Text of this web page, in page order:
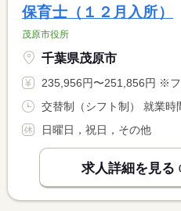
保育士（１２月入所）
茂原市役所
千葉県茂原市
235,956円〜251,856円 ※フルタイム求人の場合は月額（換
日曜日，祝日，その他
求人詳細を見る